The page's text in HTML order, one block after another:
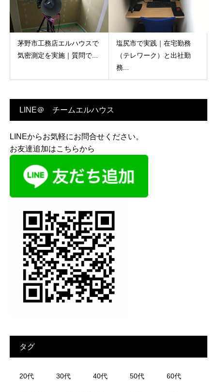
茅野市工務店エルハウスで
気密測定を実施｜質問で...
塩尻市で実践｜在宅勤務
（テレワーク）と出社勤
務...
LINE＠ チームエルハウス
LINEからお気軽にお問合せください。
お友達追加はこちらから
タグ
20代 30代 40代 50代 60代